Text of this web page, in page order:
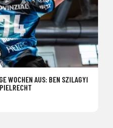
WOCHEN AUS: BEN SZILAGYI